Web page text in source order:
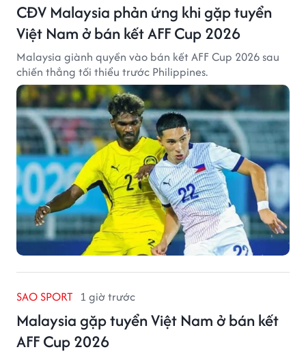
CĐV Malaysia phản ứng khi gặp tuyển
Việt Nam ở bán kết AFF Cup 2026
Malaysia giành quyền vào bán kết AFF Cup 2026 sau
chiến thắng tối thiểu trước Philippines.
SAO SPORT 1 giờ trước
Malaysia gặp tuyển Việt Nam ở bán kết
AFF Cup 2026